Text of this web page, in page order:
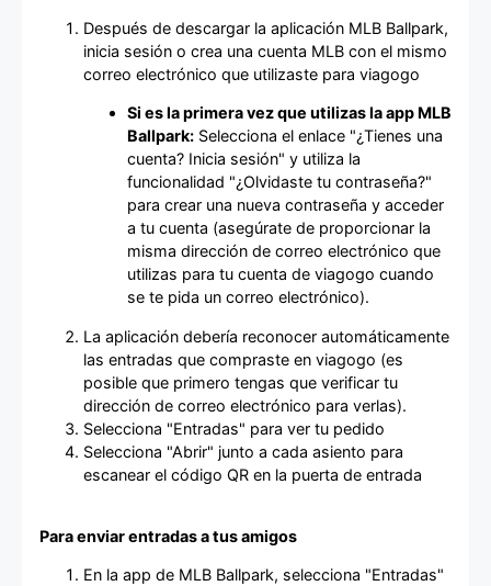
Después de descargar la aplicación MLB Ballpark,
inicia sesión o crea una cuenta MLB con el mismo
correo electrónico que utilizaste para viagogo
Si es la primera vez que utilizas la app MLB
Ballpark: Selecciona el enlace "¿Tienes una
cuenta? Inicia sesión" y utiliza la
funcionalidad "¿Olvidaste tu contraseña?"
para crear una nueva contraseña y acceder
a tu cuenta (asegúrate de proporcionar la
misma dirección de correo electrónico que
utilizas para tu cuenta de viagogo cuando
se te pida un correo electrónico).
La aplicación debería reconocer automáticamente
las entradas que compraste en viagogo (es
posible que primero tengas que verificar tu
dirección de correo electrónico para verlas).
Selecciona "Entradas" para ver tu pedido
Selecciona "Abrir" junto a cada asiento para
escanear el código QR en la puerta de entrada
Para enviar entradas a tus amigos
En la app de MLB Ballpark, selecciona "Entradas"